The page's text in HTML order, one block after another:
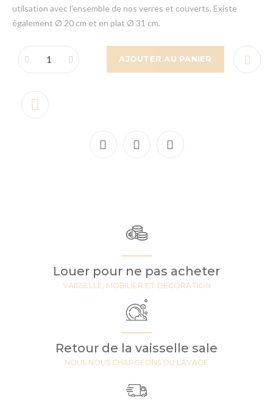
utilsation avec l'ensemble de nos verres et couverts. Existe
également Ø 20 cm et en plat Ø 31 cm.
AJOUTER AU PANIER
Louer pour ne pas acheter
VAISSELLE, MOBILIER ET DECORATION
Retour de la vaisselle sale
NOUS NOUS CHARGEONS DU LAVAGE